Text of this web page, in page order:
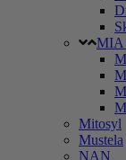
MIA
Mitosyl
Mustela
NAN